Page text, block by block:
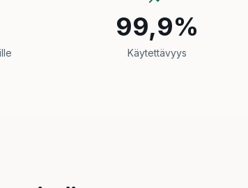
99,9%
Käytettävyys